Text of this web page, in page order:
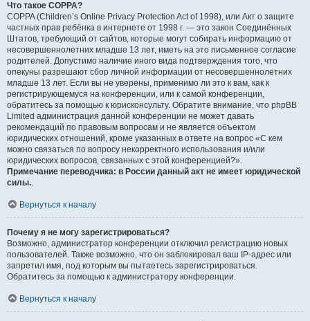
Что такое COPPA?
COPPA (Children’s Online Privacy Protection Act of 1998), или Акт о защите
частных прав ребёнка в интернете от 1998 г. — это закон Соединённых
Штатов, требующий от сайтов, которые могут собирать информацию от
несовершеннолетних младше 13 лет, иметь на это письменное согласие
родителей. Допустимо наличие иного вида подтверждения того, что
опекуны разрешают сбор личной информации от несовершеннолетних
младше 13 лет. Если вы не уверены, применимо ли это к вам, как к
регистрирующемуся на конференции, или к самой конференции,
обратитесь за помощью к юрисконсульту. Обратите внимание, что phpBB
Limited администрация данной конференции не может давать
рекомендаций по правовым вопросам и не является объектом
юридических отношений, кроме указанных в ответе на вопрос «С кем
можно связаться по вопросу некорректного использования и/или
юридических вопросов, связанных с этой конференцией?».
Примечание переводчика: в России данный акт не имеет юридической
силы..
Вернуться к началу
Почему я не могу зарегистрироваться?
Возможно, администратор конференции отключил регистрацию новых
пользователей. Также возможно, что он заблокировал ваш IP-адрес или
запретил имя, под которым вы пытаетесь зарегистрироваться.
Обратитесь за помощью к администратору конференции.
Вернуться к началу